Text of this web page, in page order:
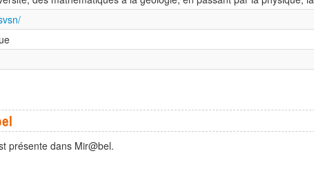
présente dans Mir@bel.